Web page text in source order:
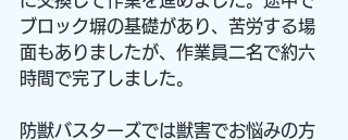
ブロック塀の基礎があり、苦労する場
面もありましたが、作業員二名で約六
時間で完了しました。
防獣バスターズでは獣害でお悩みの方